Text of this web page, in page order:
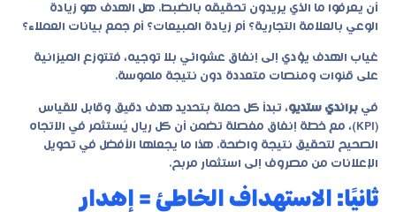
أن يعرفوا ما الذي يريدون تحقيقه بالضبط. هل الهدف هو زيادة
الوعي بالعلامة التجارية؟ أم زيادة المبيعات؟ أم جمع بيانات العملاء؟
غياب الهدف يؤدي إلى إنفاق عشوائي بلا توجيه، فتتوزع الميزانية
على قنوات ومنصات متعددة دون نتيجة ملموسة.
في براندي ستديو، تبدأ كل حملة بتحديد هدف دقيق وقابل للقياس
(KPI)، مع خطة إنفاق مفصلة تضمن أن كل ريال يُستثمر في الاتجاه
الصحيح لتحقيق نتيجة واضحة. هذا ما يجعلها الأفضل في تحويل
الإعلانات من مصروف إلى استثمار مربح.
ثانيًا: الاستهداف الخاطئ = إهدار